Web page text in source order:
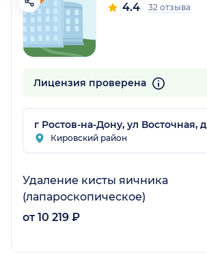
4.4 32 отзыва
Лицензия проверена
г Ростов-на-Дону, ул Восточная,
Кировский район
Удаление кисты яичника
(лапароскопическое)
от 10 219 ₽